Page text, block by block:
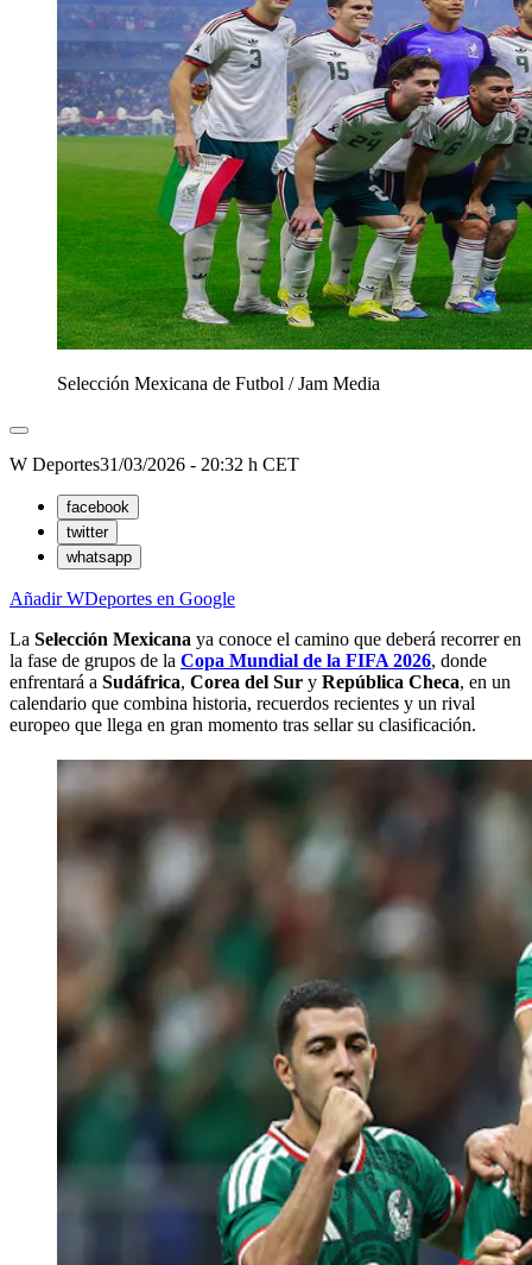
Selección Mexicana de Futbol /Jam Media
W Deportes31/03/2026 - 20:32 h CET
facebook
twitter
whatsapp
Añadir WDeportes en Google
La Selección Mexicana ya conoce el camino que deberá recorrer en
la fase de grupos de la Copa Mundial de la FIFA 2026, donde
enfrentará a Sudáfrica, Corea del Sur y República Checa, en un
calendario que combina historia, recuerdos recientes y un rival
europeo que llega en gran momento tras sellar su clasificación.